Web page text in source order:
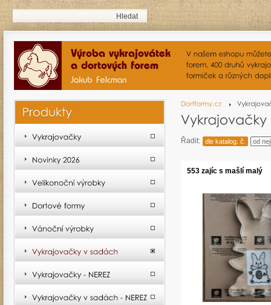
Řadit: dle katalog. č. od
553 zajíc s mašlí malý